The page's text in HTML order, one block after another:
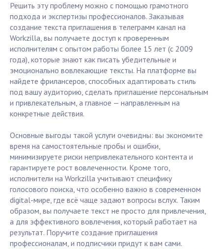
Решить эту проблему можно с помощью грамотного
подхода и экспертизы профессионалов. Заказывая
создание текста приглашения в телеграмм канал на
Workzilla, вы получаете доступ к проверенным
исполнителям с опытом работы более 15 лет (с 2009
года), которые знают как писать убедительные и
эмоционально вовлекающие тексты. На платформе вы
найдете фрилансеров, способных адаптировать стиль
под вашу аудиторию, сделать приглашение персональным
и привлекательным, а главное — направленным на
конкретные действия.
Основные выгоды такой услуги очевидны: вы экономите
время на самостоятельные пробы и ошибки,
минимизируете риски непривлекательного контента и
гарантируете рост вовлеченности. Кроме того,
исполнители на Workzilla учитывают специфику
голосового поиска, что особенно важно в современном
digital-мире, где всё чаще задают вопросы вслух. Таким
образом, вы получаете текст не просто для привлечения,
а для эффективного вовлечения, который работает на
результат. Поручите создание приглашения
профессионалам, и подписчики придут к вам сами.